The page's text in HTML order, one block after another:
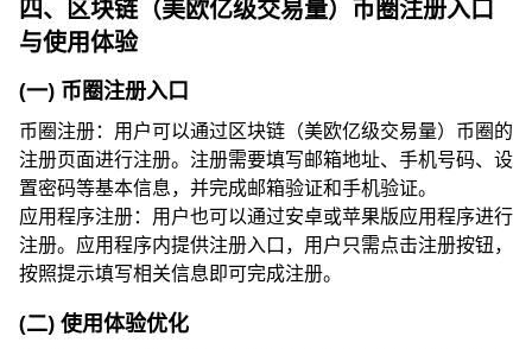
四、区块链（美欧亿级交易量）币圈注册入口
与使用体验
(一) 币圈注册入口
币圈注册：用户可以通过区块链（美欧亿级交易量）币圈的
注册页面进行注册。注册需要填写邮箱地址、手机号码、设
置密码等基本信息，并完成邮箱验证和手机验证。
应用程序注册：用户也可以通过安卓或苹果版应用程序进行
注册。应用程序内提供注册入口，用户只需点击注册按钮，
按照提示填写相关信息即可完成注册。
(二) 使用体验优化